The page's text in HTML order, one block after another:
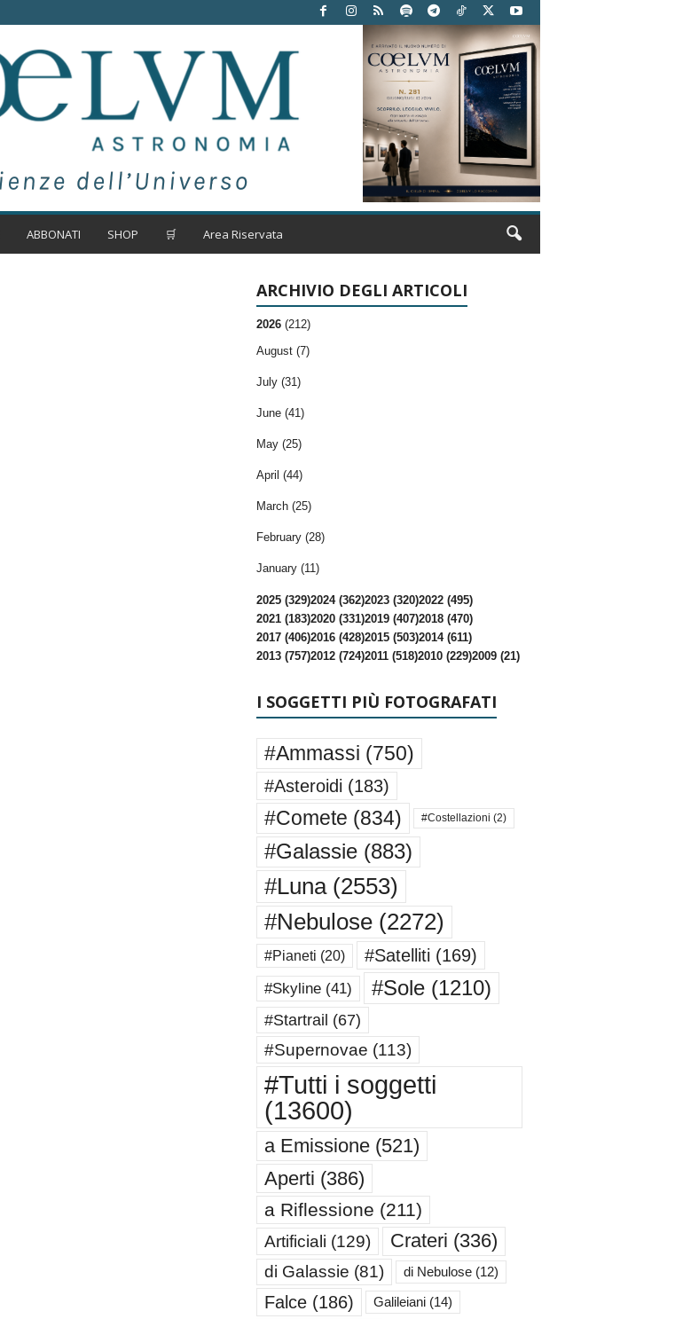
ABBONATI SHOP 🛒 Area Riservata
ARCHIVIO DEGLI ARTICOLI
2026 (212)
August (7)
July (31)
June (41)
May (25)
April (44)
March (25)
February (28)
January (11)
2025 (329)2024 (362)2023 (320)2022 (495)
2021 (183)2020 (331)2019 (407)2018 (470)
2017 (406)2016 (428)2015 (503)2014 (611)
2013 (757)2012 (724)2011 (518)2010 (229)2009 (21)
I SOGGETTI PIÙ FOTOGRAFATI
#Ammassi (750)
#Asteroidi (183)
#Comete (834) #Costellazioni (2)
#Galassie(883)
#Luna(2553)
#Nebulose(2272)
#Pianeti (20) #Satelliti (169)
#Skyline(41) #Sole(1210)
#Startrail (67)
#Supernovae (113)
#Tutti i soggetti
(13600)
a Emissione(521)
Aperti (386)
a Riflessione (211)
Artificiali (129) Crateri (336)
di Galassie (81) di Nebulose(12)
Falce(186) Galileiani(14)